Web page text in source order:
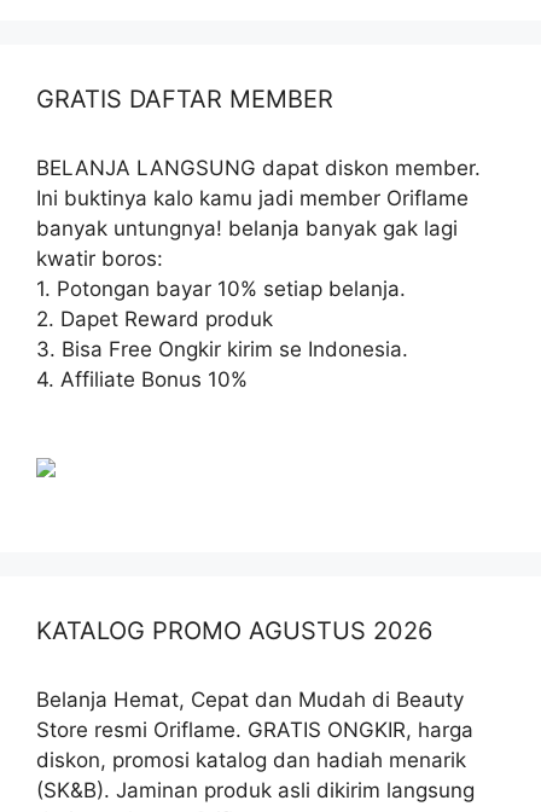
GRATIS DAFTAR MEMBER
BELANJA LANGSUNG dapat diskon member.
Ini buktinya kalo kamu jadi member Oriflame
banyak untungnya! belanja banyak gak lagi
kwatir boros:
1. Potongan bayar 10% setiap belanja.
2. Dapet Reward produk
3. Bisa Free Ongkir kirim se Indonesia.
4. Affiliate Bonus 10%
KATALOG PROMO AGUSTUS 2026
Belanja Hemat, Cepat dan Mudah di Beauty
Store resmi Oriflame. GRATIS ONGKIR, harga
diskon, promosi katalog dan hadiah menarik
(SK&B). Jaminan produk asli dikirim langsung